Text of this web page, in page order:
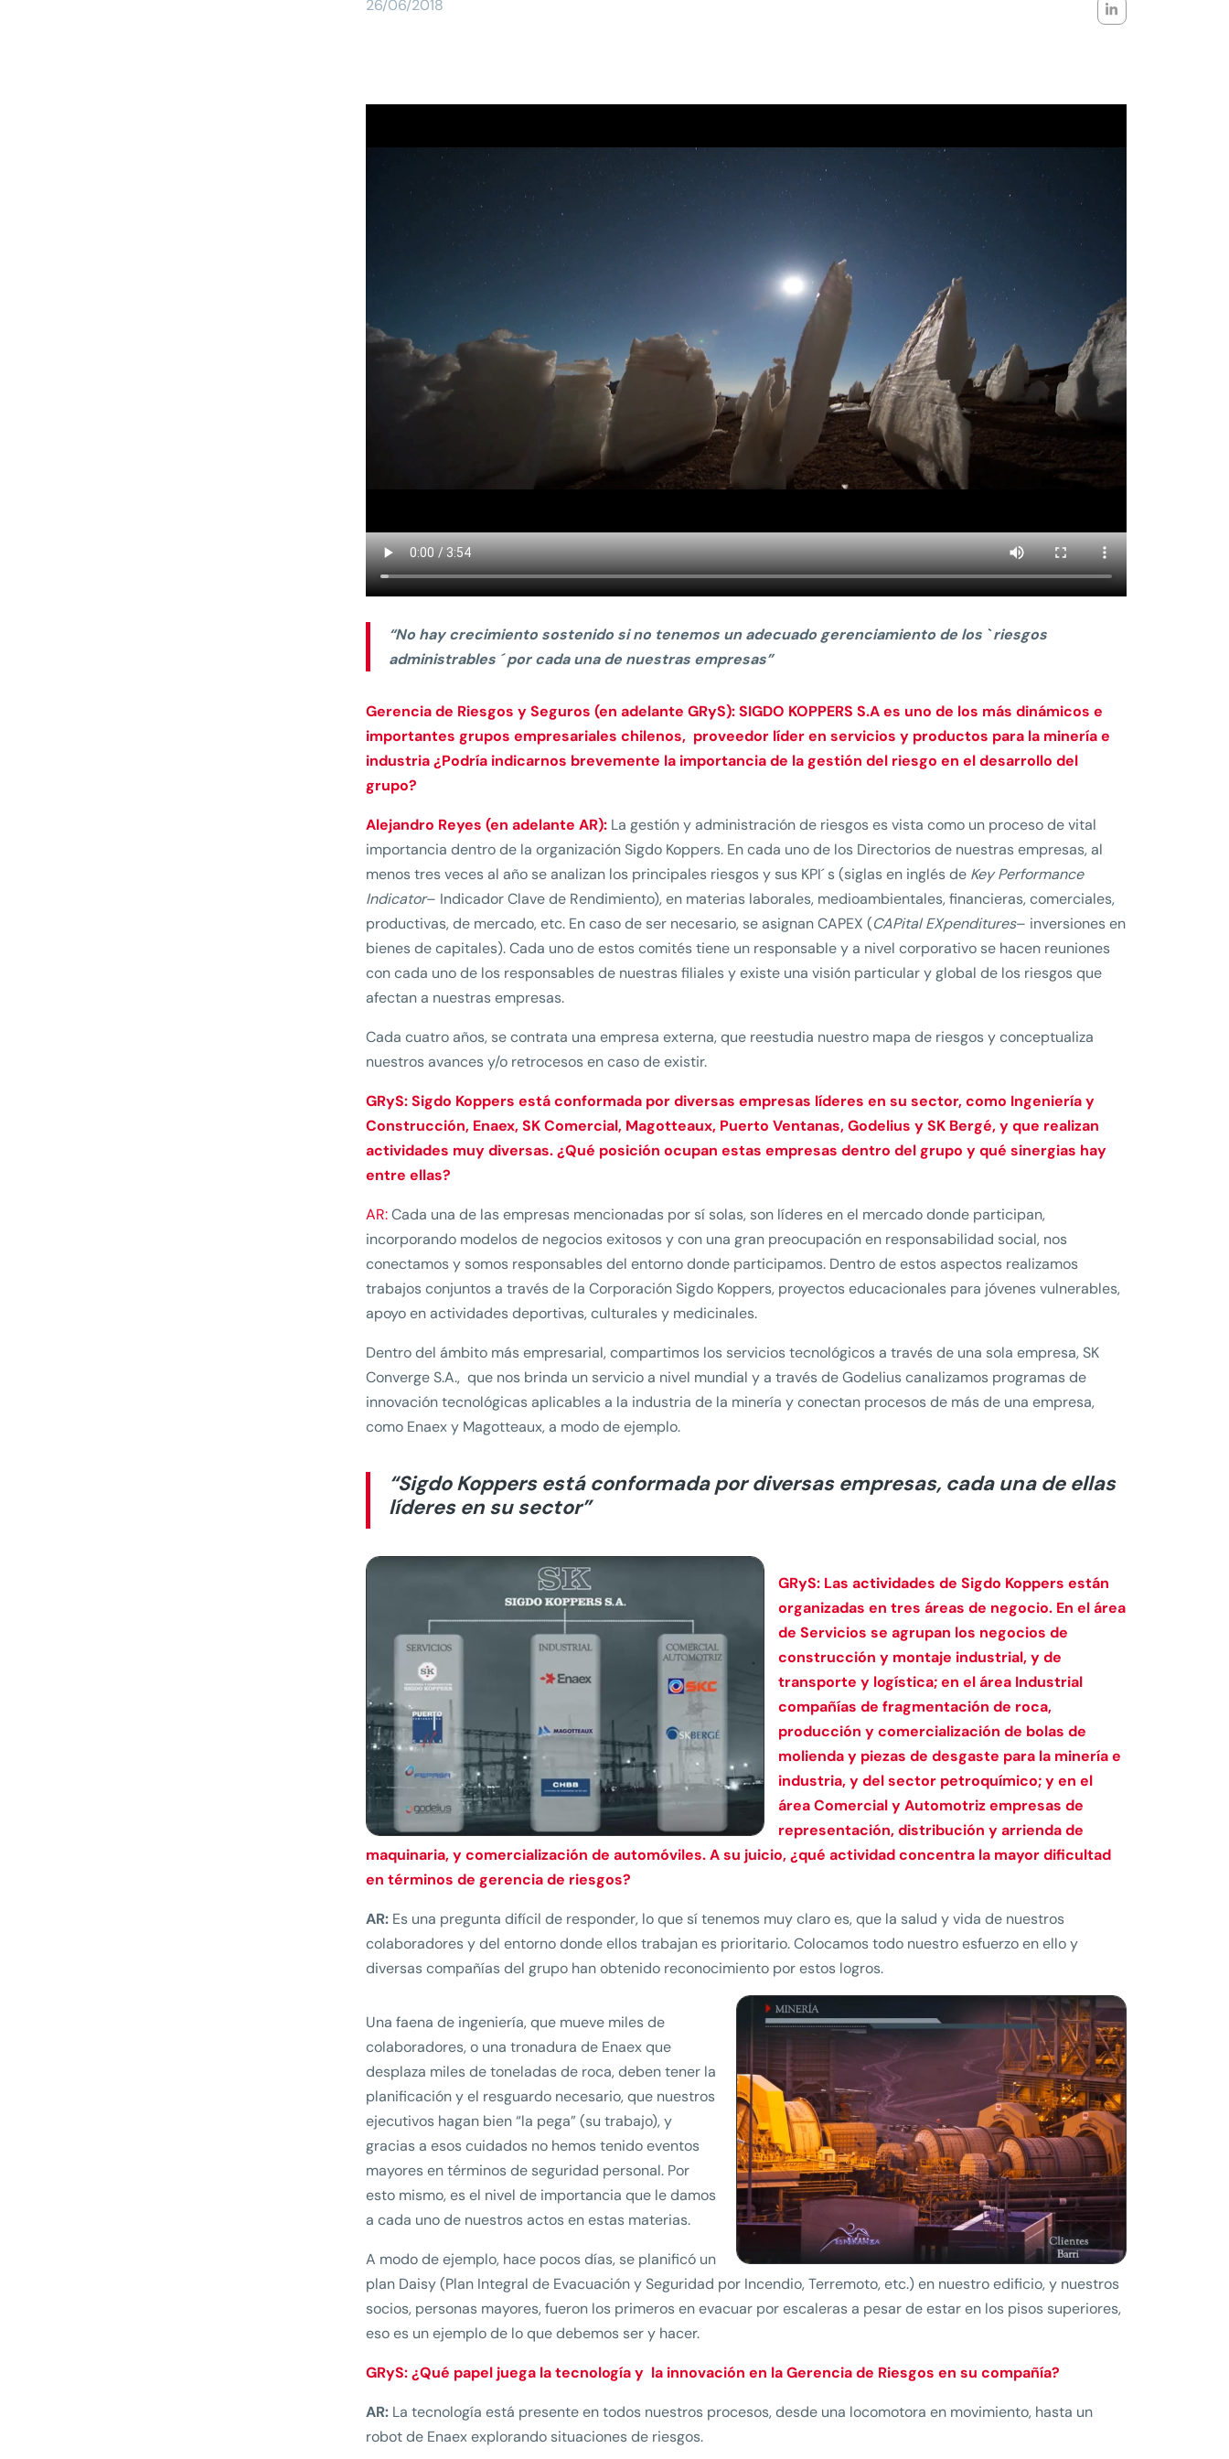
26/06/2018
“No hay crecimiento sostenido si no tenemos un adecuado gerenciamiento de los ` riesgos
administrables ´ por cada una de nuestras empresas”
Gerencia de Riesgos y Seguros (en adelante GRyS): SIGDO KOPPERS S.A es uno de los más dinámicos e
importantes grupos empresariales chilenos, proveedor líder en servicios y productos para la minería e
industria ¿Podría indicarnos brevemente la importancia de la gestión del riesgo en el desarrollo del
grupo?
Alejandro Reyes (en adelante AR): La gestión y administración de riesgos es vista como un proceso de vital
importancia dentro de la organización Sigdo Koppers. En cada uno de los Directorios de nuestras empresas, al
menos tres veces al año se analizan los principales riesgos y sus KPI´ s (siglas en inglés de Key Performance
Indicator– Indicador Clave de Rendimiento), en materias laborales, medioambientales, financieras, comerciales,
productivas, de mercado, etc. En caso de ser necesario, se asignan CAPEX (CAPital EXpenditures– inversiones en
bienes de capitales). Cada uno de estos comités tiene un responsable y a nivel corporativo se hacen reuniones
con cada uno de los responsables de nuestras filiales y existe una visión particular y global de los riesgos que
afectan a nuestras empresas.
Cada cuatro años, se contrata una empresa externa, que reestudia nuestro mapa de riesgos y conceptualiza
nuestros avances y/o retrocesos en caso de existir.
GRyS: Sigdo Koppers está conformada por diversas empresas líderes en su sector, como Ingeniería y
Construcción, Enaex, SK Comercial, Magotteaux, Puerto Ventanas, Godelius y SK Bergé, y que realizan
actividades muy diversas. ¿Qué posición ocupan estas empresas dentro del grupo y qué sinergias hay
entre ellas?
AR:Cada una de las empresas mencionadas por sí solas, son líderes en el mercado donde participan,
incorporando modelos de negocios exitosos y con una gran preocupación en responsabilidad social, nos
conectamos y somos responsables del entorno donde participamos. Dentro de estos aspectos realizamos
trabajos conjuntos a través de la Corporación Sigdo Koppers, proyectos educacionales para jóvenes vulnerables,
apoyo en actividades deportivas, culturales y medicinales.
Dentro del ámbito más empresarial, compartimos los servicios tecnológicos a través de una sola empresa, SK
Converge S.A., que nos brinda un servicio a nivel mundial y a través de Godelius canalizamos programas de
innovación tecnológicas aplicables a la industria de la minería y conectan procesos de más de una empresa,
como Enaex y Magotteaux, a modo de ejemplo.
“Sigdo Koppers está conformada por diversas empresas, cada una de ellas
líderes en su sector”
GRyS: Las actividades de Sigdo Koppers están
organizadas en tres áreas de negocio. En el área
de Servicios se agrupan los negocios de
construcción y montaje industrial, y de
transporte y logística; en el área Industrial
compañías de fragmentación de roca,
producción y comercialización de bolas de
molienda y piezas de desgaste para la minería e
industria, y del sector petroquímico; y en el
área Comercial y Automotriz empresas de
representación, distribución y arrienda de
maquinaria, y comercialización de automóviles. A su juicio, ¿qué actividad concentra la mayor dificultad
en términos de gerencia de riesgos?
AR: Es una pregunta difícil de responder, lo que sí tenemos muy claro es, que la salud y vida de nuestros
colaboradores y del entorno donde ellos trabajan es prioritario. Colocamos todo nuestro esfuerzo en ello y
diversas compañías del grupo han obtenido reconocimiento por estos logros.
Una faena de ingeniería, que mueve miles de
colaboradores, o una tronadura de Enaex que
desplaza miles de toneladas de roca, deben tener la
planificación y el resguardo necesario, que nuestros
ejecutivos hagan bien “la pega” (su trabajo), y
gracias a esos cuidados no hemos tenido eventos
mayores en términos de seguridad personal. Por
esto mismo, es el nivel de importancia que le damos
a cada uno de nuestros actos en estas materias.
A modo de ejemplo, hace pocos días, se planificó un
plan Daisy (Plan Integral de Evacuación y Seguridad por Incendio, Terremoto, etc.) en nuestro edificio, y nuestros
socios, personas mayores, fueron los primeros en evacuar por escaleras a pesar de estar en los pisos superiores,
eso es un ejemplo de lo que debemos ser y hacer.
GRyS: ¿Qué papel juega la tecnología y la innovación en la Gerencia de Riesgos en su compañía?
AR: La tecnología está presente en todos nuestros procesos, desde una locomotora en movimiento, hasta un
robot de Enaex explorando situaciones de riesgos.